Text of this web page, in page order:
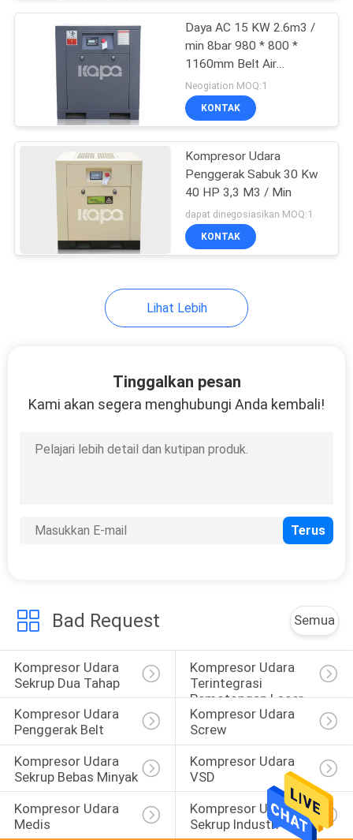
Kompresor Udara
Sekrup Industri
Kompresor Udara
Sekrup Portabel
Perawatan Udara
Stasiun Udara
Spare Part
Kompresor Udara
15
Daya AC 15 KW 2.6m3 /
min 8bar 980 * 800 *
1160mm Belt Air
Compressor
Neogiation MOQ:1
KONTAK
Kompresor Udara
Penggerak Sabuk 30 Kw
40 HP 3,3 M3 / Min
dapat dinegosiasikan MOQ:1
KONTAK
Lihat Lebih
Tinggalkan pesan
Kami akan segera menghubungi Anda kembali!
Bad Request Semua
Kompresor Udara
Sekrup Dua Tahap
Kompresor Udara
Terintegrasi
Pemotongan Laser
Kompresor Udara
Penggerak Belt
Kompresor Udara
Screw
Kompresor Udara
Sekrup Bebas Minyak
Kompresor Udara
VSD
Kompresor Udara
Medis
Kompresor Udara
Sekrup Industri